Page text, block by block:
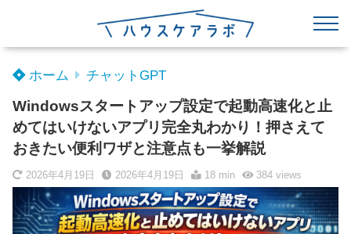
ホーム チャットGPT
Windowsスタートアップ設定で起動高速化と止
めてはいけないアプリ完全丸わかり！押さえて
おきたい便利ワザと注意点も一挙解説
2026年4月19日 2026年4月19日 18 min 384views